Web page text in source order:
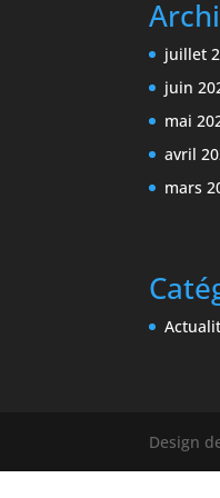
juillet
juin
mai
avril
mars
Design